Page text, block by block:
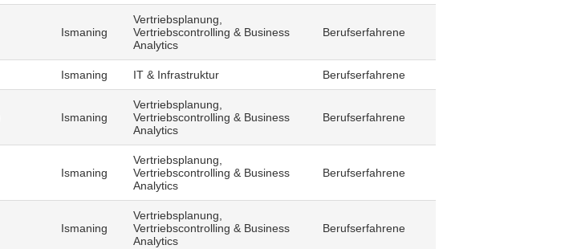
Ismaning
Vertriebsplanung,
Vertriebscontrolling & Business
Analytics
Berufserfahrene
Ismaning IT & Infrastruktur Berufserfahrene
Ismaning
Vertriebsplanung,
Vertriebscontrolling & Business
Analytics
Berufserfahrene
Ismaning
Vertriebsplanung,
Vertriebscontrolling & Business
Analytics
Berufserfahrene
Ismaning
Vertriebsplanung,
Vertriebscontrolling & Business
Analytics
Berufserfahrene